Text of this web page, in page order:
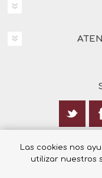
Las cookies nos
utilizar nuestros